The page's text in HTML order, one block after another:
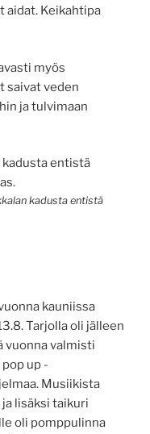
aidat. Keikahtipa
myös
saivat veden
ja tulvimaan
kadusta entistä
kauniissa
Tarjolla oli jälleen
vuonna valmisti
up -
Musiikista
ja lisäksi taikuri
oli pomppulinna